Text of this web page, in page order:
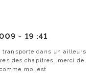
- 19 :41
transporte dans un ailleurs
des chapitres. merci de
moi est